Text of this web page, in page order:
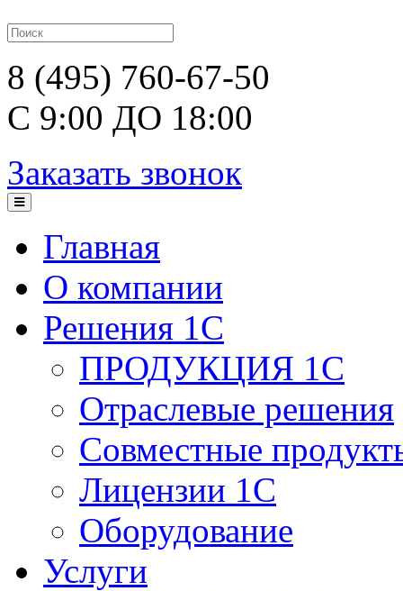
8 (495) 760-67-50
С 9:00 ДО 18:00
Заказать звонок
Главная
О компании
Решения 1С
ПРОДУКЦИЯ 1С
Отраслевые решения
Совместные
Лицензии 1С
Оборудование
Услуги